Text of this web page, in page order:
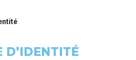
D’IDENTITÉ